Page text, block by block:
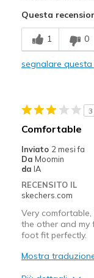
Breathe Well
Comfortable
Migliori Utilizzi:
Going Out
Width
View On Shoes
Questa
1 0
segnalare questa
3
Comfortable
Inviato 2 mesi fa
Da Moomin
da IA
RECENSITO IL
skechers.com
Very
the other and my
foot fit perfectly.
Mostra